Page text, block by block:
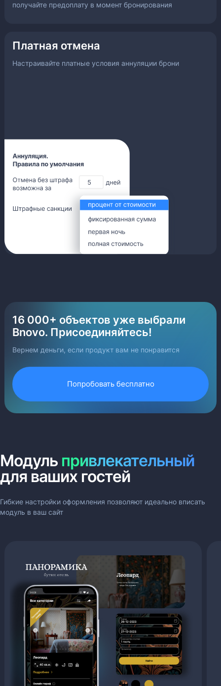
получайте предоплату в момент бронирования
Платная отмена
Настраивайте платные условия аннуляции брони
16 000+ объектов уже выбрали
Bnovo. Присоединяйтесь!
Вернем деньги, если продукт вам не понравится
Попробовать бесплатно
Модуль привлекательный
для ваших гостей
Гибкие настройки оформления позволяют идеально вписать
модуль в ваш сайт